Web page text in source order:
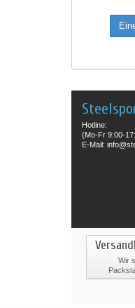
Hotline:
(Mo-Fr 9:00-
E-Mail:
Wir